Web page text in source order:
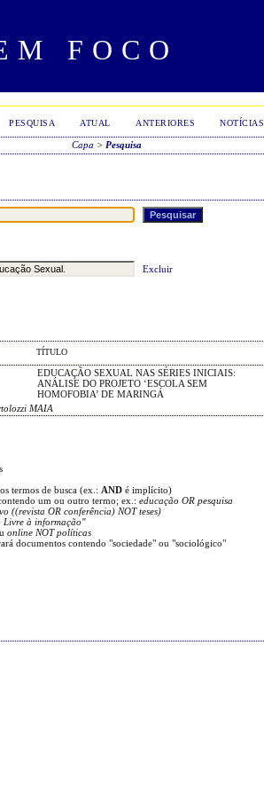
FOCO
PESQUISA ATUAL ANTERIORES NOTÍCIAS
Capa > Pesquisa
Excluir
TÍTULO
EDUCAÇÃO SEXUAL NAS SÉRIES INICIAIS:
ANÁLISE DO PROJETO ‘ESCOLA SEM
HOMOFOBIA’ DE MARINGÁ
MAIA
os termos de busca (ex.: AND é implícito)
um ou outro termo; ex.:educação OR pesquisa
((revista OR conferência) NOT teses)
Livre à informação"
online NOT políticas
documentos contendo "sociedade" ou "sociológico"